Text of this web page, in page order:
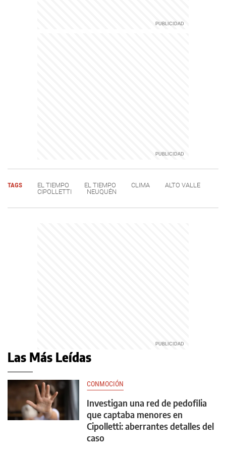
TAGS EL TIEMPO EL TIEMPO CLIMA
ALTO VALLE
CIPOLLETTI
NEUQUÉN
Las Más Leídas
CONMOCIÓN
Investigan una red de pedofilia
que captaba menores en
Cipolletti: aberrantes detalles del
caso